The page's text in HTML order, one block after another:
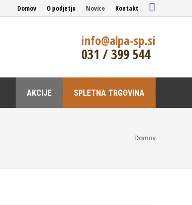
Domov O podjetju Novice Kontakt
info@alpa-sp.si
031 / 399 544
AKCIJE SPLETNA TRGOVINA
You are here:
Domov